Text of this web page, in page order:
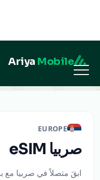
EUROPE
صربيا
ابقَ متصلاً في صربيا مع